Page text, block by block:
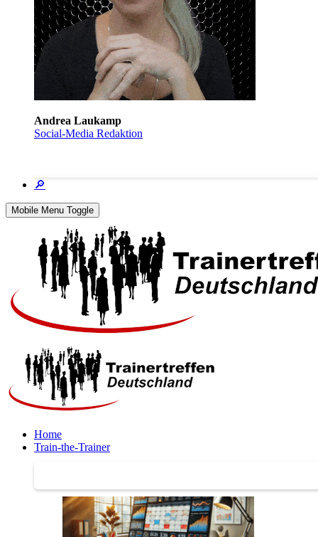
Andrea Laukamp
Social-Media Redaktion
🔎
Mobile Menu Toggle
Home
Train-the-Trainer